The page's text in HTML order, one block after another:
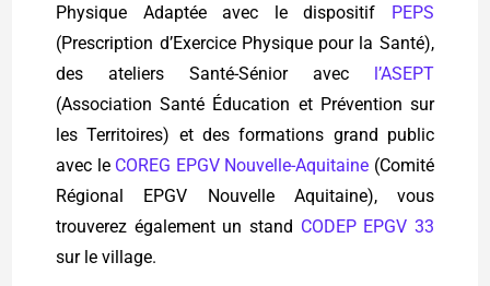
Physique Adaptée avec le dispositif PEPS
(Prescription d’Exercice Physique pour la Santé),
des ateliers Santé-Sénior avec l’ASEPT
(Association Santé Éducation et Prévention sur
les Territoires) et des formations grand public
avec le COREG EPGV Nouvelle-Aquitaine (Comité
Régional EPGV Nouvelle Aquitaine), vous
trouverez également un stand CODEP EPGV 33
sur le village.